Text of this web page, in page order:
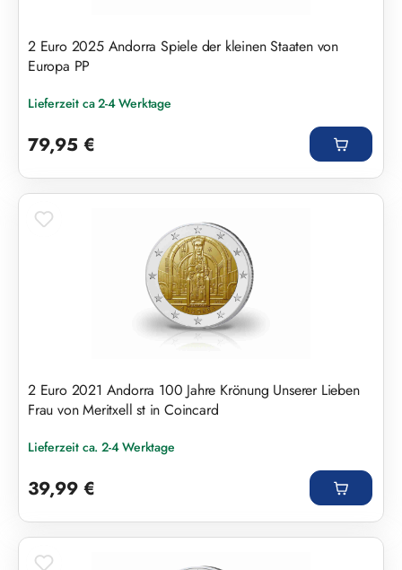
2 Euro 2025 Andorra Spiele der kleinen Staaten von
Europa PP
Lieferzeit ca 2-4 Werktage
79,95 €
2 Euro 2021 Andorra 100 Jahre Krönung Unserer Lieben
Frau von Meritxell st in Coincard
Lieferzeit ca. 2-4 Werktage
39,99 €